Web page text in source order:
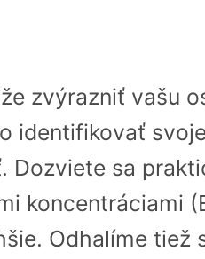
zvýrazniť vašu
identifikovať
Dozviete sa
koncentráciami
Odhalíme tiež